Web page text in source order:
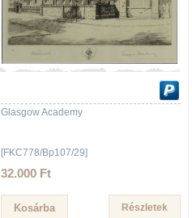
Glasgow Academy
[FKC778/Bp107/29]
32.000 Ft
Részletek